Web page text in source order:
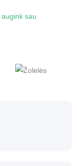
augink sau